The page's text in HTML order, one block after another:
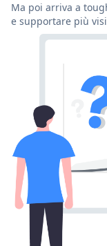
Ma poi arriva a
e supportare più